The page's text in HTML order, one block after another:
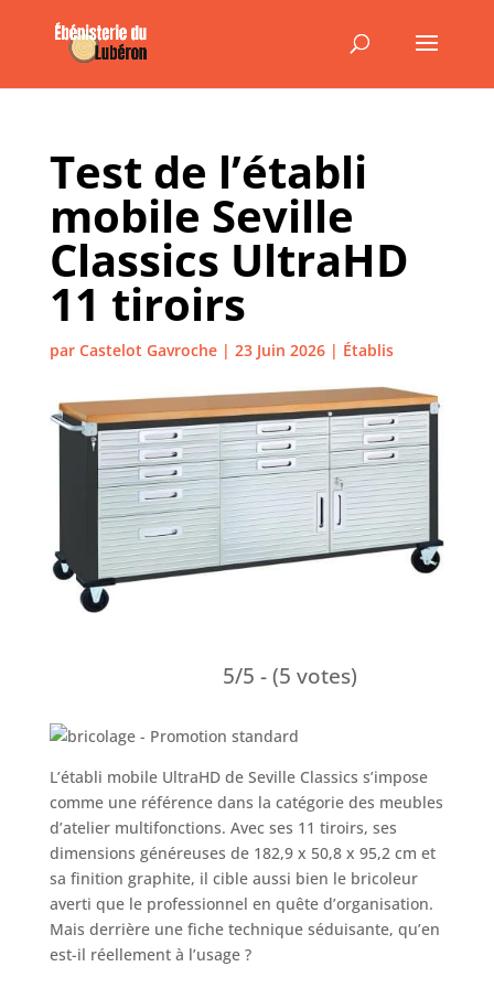
Test de l’établi
mobile Seville
Classics UltraHD
11 tiroirs
par Castelot Gavroche| 23 Juin 2026| Établis
5/5 - (5 votes)
L’établi mobile UltraHD de Seville Classics s’impose
comme une référence dans la catégorie des meubles
d’atelier multifonctions. Avec ses 11 tiroirs, ses
dimensions généreuses de 182,9 x 50,8 x 95,2 cm et
sa finition graphite, il cible aussi bien le bricoleur
averti que le professionnel en quête d’organisation.
Mais derrière une fiche technique séduisante, qu’en
est-il réellement à l’usage ?